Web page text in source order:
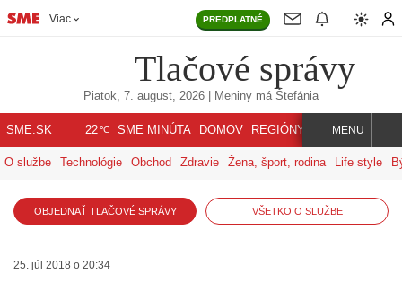
Viac PREDPLATNÉ
Tlačové správy
Piatok, 7. august, 2026 | Meniny má Štefánia
SME.SK 22℃ SME MINÚTA DOMOV REGIÓNY INDEX SVET
MENU
O službe Technológie Obchod Zdravie Žena, šport, rodina Life style
OBJEDNAŤ TLAČOVÉ SPRÁVY VŠETKO O SLUŽBE
25. júl 2018 o 20:34